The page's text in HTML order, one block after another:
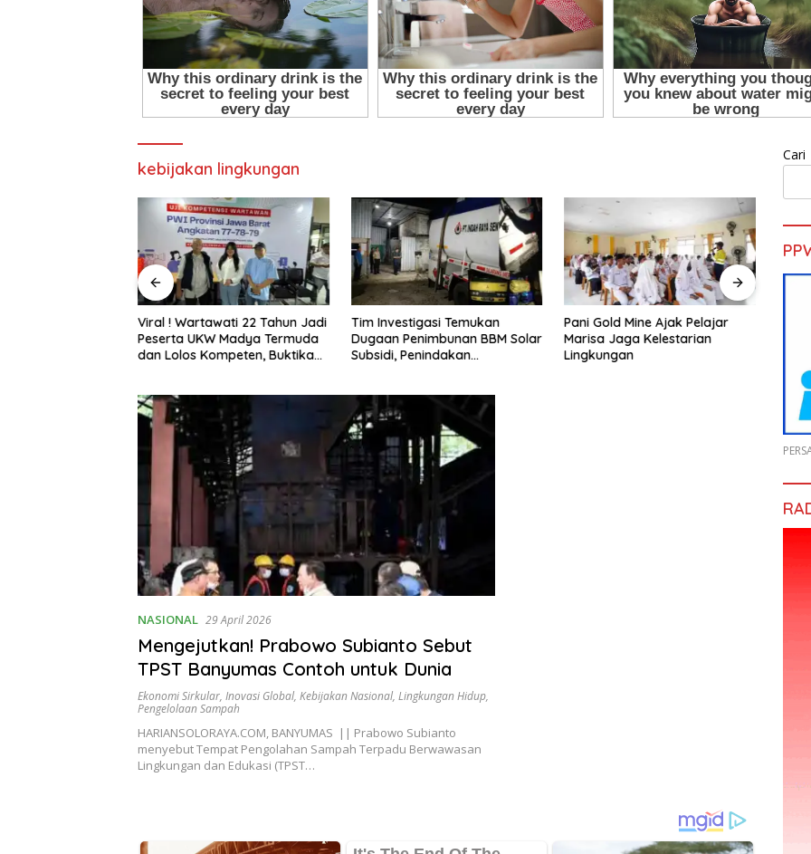
kebijakan lingkungan
Tim Investigasi Temukan
Dugaan Penimbunan BBM Solar
Subsidi, Penindakan
Pani Gold Mine Ajak Pelajar
Marisa Jaga Kelestarian
Lingkungan
H. Muhammad Faizal :
Pembinaan Politik Penting
untuk Menciptakan Kompetisi
NASIONAL 29 April 2026
Mengejutkan! Prabowo Subianto Sebut
TPST Banyumas Contoh untuk Dunia
Ekonomi Sirkular, Inovasi Global, Kebijakan Nasional, Lingkungan Hidup,
Pengelolaan Sampah
HARIANSOLORAYA.COM, BANYUMAS || Prabowo Subianto
menyebut Tempat Pengolahan Sampah Terpadu Berwawasan
Lingkungan dan Edukasi (TPST…
Cari